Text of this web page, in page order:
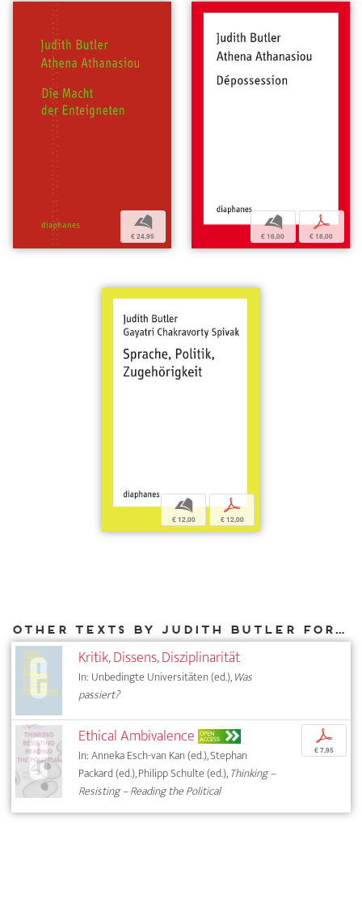
b
€ 24,95
b
€ 18,00
p
€ 18,00
b
€ 12,00
p
€ 12,00
Other texts by Judith Butler for DIAPHANES
Kritik, Dissens, Disziplinarität
In: Unbedingte Universitäten (ed.),Was
passiert?
Ethical Ambivalence OPEN
ACCESS
In: Anneka Esch-van Kan (ed.), Stephan
Packard (ed.), Philipp Schulte (ed.),Thinking –
Resisting – Reading the Political
p
€ 7,95